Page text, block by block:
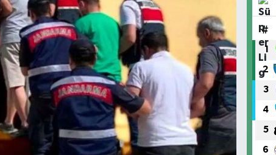
#
1
2
3
4
5
6